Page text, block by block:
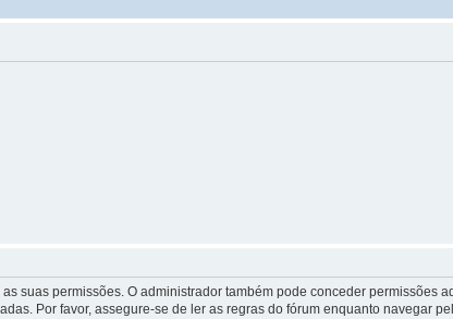
suas permissões. O administrador também pode conceder permissões
Por favor, assegure-se de ler as regras do fórum enquanto navegar